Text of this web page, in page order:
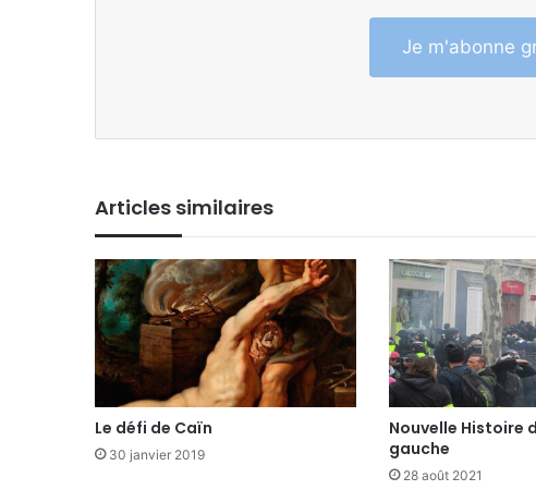
Je m'abonne
Articles similaires
Le défi de Caïn
30 janvier 2019
Nouvelle Histoire
gauche
28 août 2021